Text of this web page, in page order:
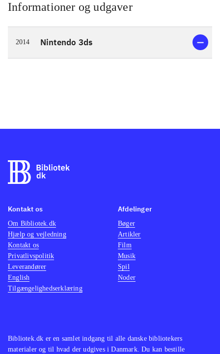
Informationer og udgaver
2014 Nintendo 3ds
Bibliotek.dk er en samlet indgang til alle danske bibliotekers
materialer og til hvad der udgives i Danmark. Du kan bestille
Kontakt os
Om Bibliotek.dk
Hjælp og vejledning
Kontakt os
Privatlivspolitik
Leverandører
English
Tilgængelighedserklæring
Afdelinger
Bøger
Artikler
Film
Musik
Spil
Noder